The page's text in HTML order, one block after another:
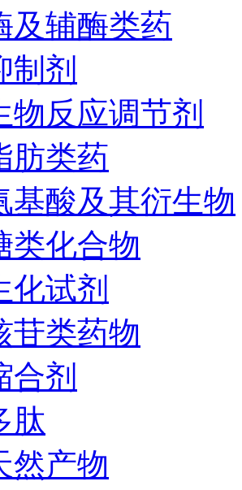
及辅酶类药
制剂
物反应调节剂
肪类药
基酸及其衍生物
类化合物
化试剂
苷类药物
合剂
肽
然产物